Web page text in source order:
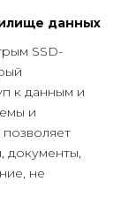
данных
SSD-
к данным и
и
документы,
не